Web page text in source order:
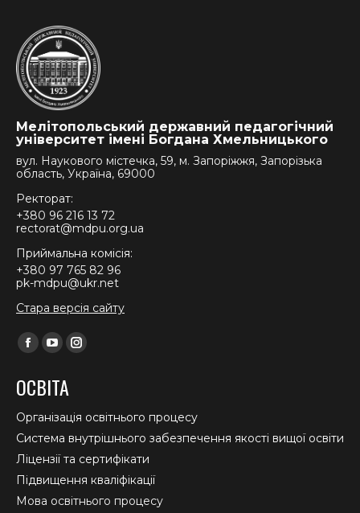
Мелітопольський державний педагогічний
університет імені Богдана Хмельницького
вул. Наукового містечка, 59, м. Запоріжжя, Запорізька
область, Україна, 69000
Ректорат:
+380 96 216 13 72
rectorat@mdpu.org.ua
Приймальна комісія:
+380 97 765 82 96
pk-mdpu@ukr.net
Стара версія сайту
Find us on:
Facebook
opens
in
new
window
YouTube
opens
in
new
window
Instagram
in
new
window
ОСВІТА
Організація освітнього процесу
Система внутрішнього забезпечення якості вищої освіти
Ліцензії та сертифікати
Підвищення кваліфікації
Мова освітнього процесу